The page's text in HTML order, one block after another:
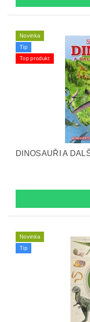
Novinka
Tip
Top produkt
DINOSAUŘI A
Novinka
Tip